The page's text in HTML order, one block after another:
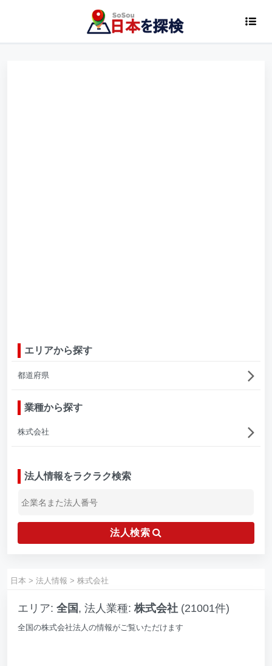
エリアから探す
都道府県
業種から探す
株式会社
法人情報をラクラク検索
法人検索
日本 > 法人情報 > 株式会社
エリア: 全国 , 法人業種: 株式会社 (21001件)
全国の株式会社法人の情報がご覧いただけます